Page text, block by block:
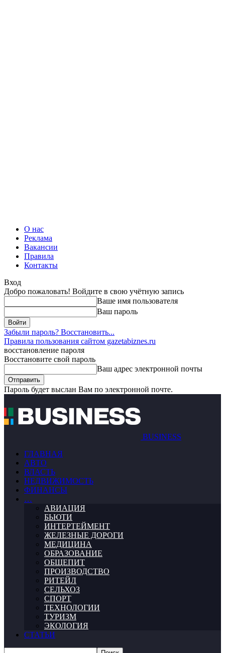
О нас
Реклама
Вакансии
Правила
Контакты
Вход
Добро пожаловать! Войдите в свою учётную запись
Ваше имя пользователя
Ваш пароль
Забыли пароль? Восстановить...
Правила пользования сайтом gazetabiznes.ru
восстановление пароля
Восстановите свой пароль
Ваш адрес электронной почты
Пароль будет выслан Вам по электронной почте.
BUSINESS
ГЛАВНАЯ
АВТО
ВЛАСТЬ
НЕДВИЖИМОСТЬ
ФИНАНСЫ
…
АВИАЦИЯ
БЬЮТИ
ИНТЕРТЕЙМЕНТ
ЖЕЛЕЗНЫЕ ДОРОГИ
МЕДИЦИНА
ОБРАЗОВАНИЕ
ОБЩЕПИТ
ПРОИЗВОДСТВО
РИТЕЙЛ
СЕЛЬХОЗ
СПОРТ
ТЕХНОЛОГИИ
ТУРИЗМ
ЭКОЛОГИЯ
СТАТЬИ